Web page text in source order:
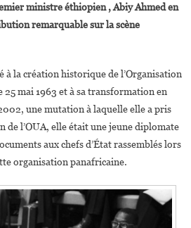
SineGiorgis,
La
Diplomate
En
Afrique
Honorée
ministre éthiopien , Abiy Ahmed en
remarquable sur la scène
à la création historique de l’Organisation
25 mai 1963 et à sa transformation en
une mutation à laquelle elle a pris
de l’OUA, elle était une jeune diplomate
aux chefs d’État rassemblés lors
organisation panafricaine.